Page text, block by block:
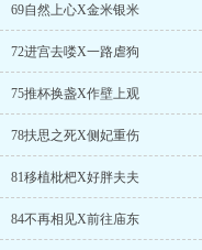
69自然上心X金米银米
72进宫去喽X一路虐狗
75推杯换盏X作壁上观
78扶思之死X侧妃重伤
81移植枇杷X好胖夫夫
84不再相见X前往庙东